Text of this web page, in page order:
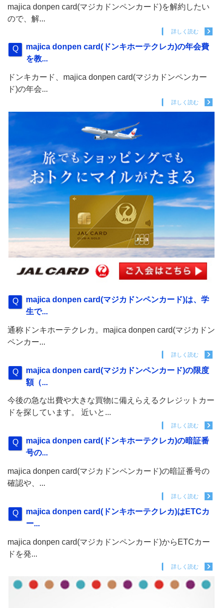
majica donpen card(マジカドンペンカード)を解約したい
ので、解...
詳しく読む
majica donpen card(ドンキホーテクレカ)の年会費
を教...
ドンキカード、majica donpen card(マジカドンペンカー
ド)の年会...
詳しく読む
majica donpen card(マジカドンペンカード)は、学
生で...
通称ドンキホーテクレカ。majica donpen card(マジカドン
ペンカー...
詳しく読む
majica donpen card(マジカドンペンカード)の限度
額（...
今後の急な出費や大きな買物に備えらえるクレジットカー
ドを探しています。 近いと...
詳しく読む
majica donpen card(ドンキホーテクレカ)の暗証番
号の...
majica donpen card(マジカドンペンカード)の暗証番号の
確認や、...
詳しく読む
majica donpen card(ドンキホーテクレカ)はETCカ
ー...
majica donpen card(マジカドンペンカード)からETCカー
ドを発...
詳しく読む